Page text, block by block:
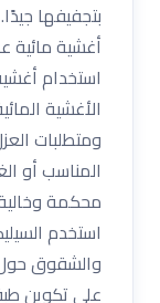
بتجفيفها
أغشية مائية
استخدام
الأغشية
ومتطلبات
المناسب أو
محكمة
استخدم
والشقوق حول
على تكوين